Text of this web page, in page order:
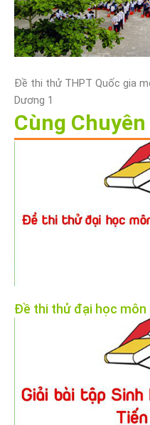
Đề thi thử THPT Quốc gia
Dương 1
Cùng
Đề thi thử đại học môn